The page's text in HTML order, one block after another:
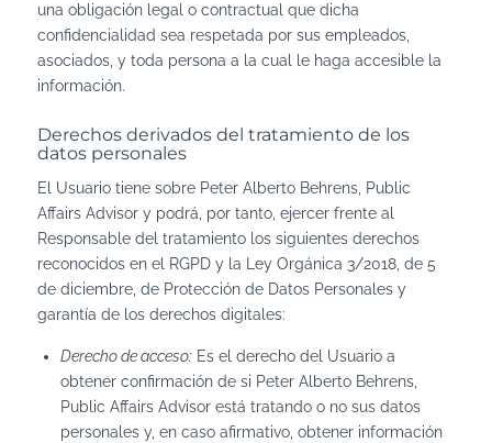
una obligación legal o contractual que dicha
confidencialidad sea respetada por sus empleados,
asociados, y toda persona a la cual le haga accesible la
información.
Derechos derivados del tratamiento de los
datos personales
El Usuario tiene sobre Peter Alberto Behrens, Public
Affairs Advisor y podrá, por tanto, ejercer frente al
Responsable del tratamiento los siguientes derechos
reconocidos en el RGPD y la Ley Orgánica 3/2018, de 5
de diciembre, de Protección de Datos Personales y
garantía de los derechos digitales:
Derecho de acceso:Es el derecho del Usuario a
obtener confirmación de si Peter Alberto Behrens,
Public Affairs Advisor está tratando o no sus datos
personales y, en caso afirmativo, obtener información